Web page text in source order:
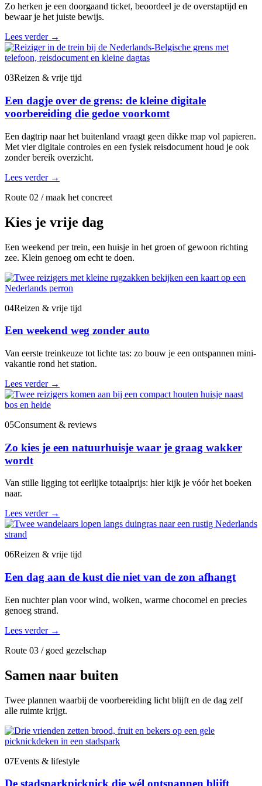
Zo herken je een doorgaand ticket, beoordeel je de overstaptijd en
bewaar je het juiste bewijs.
Lees verder →
03Reizen & vrije tijd
Een dagje over de grens: de kleine digitale
voorbereiding die gedoe voorkomt
Een dagtrip naar het buitenland vraagt geen dikke map vol papieren.
Met vier digitale controles en een fysiek reisdocument houd je ook
zonder bereik overzicht.
Lees verder →
Route 02 / maak het concreet
Kies je vrije dag
Een weekend per trein, een huisje in het groen of gewoon richting
zee. Klein genoeg om echt te doen.
04Reizen & vrije tijd
Een weekend weg zonder auto
Van eerste treinkeuze tot lichte tas: zo bouw je een ontspannen mini-
vakantie rond het station.
Lees verder →
05Consument & reviews
Zo kies je een natuurhuisje waar je graag wakker
wordt
Van stille ligging tot eerlijke totaalprijs: hier kijk je vóór het boeken
naar.
Lees verder →
06Reizen & vrije tijd
Een dag aan de kust die niet van de zon afhangt
Een nuchter plan voor wind, wolken, warme chocomel en precies
genoeg strand.
Lees verder →
Route 03 / goed gezelschap
Samen naar buiten
Twee plannen waarbij de voorbereiding licht blijft en de dag zelf
alle ruimte krijgt.
07Events & lifestyle